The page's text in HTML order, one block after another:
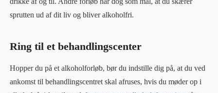
sprutten ud af dit liv og bliver alkoholfri.
Ring til et behandlingscenter
Hopper du på et alkoholforløb, bør du indstille dig på, at du ved
ankomst til behandlingscentret skal afruses, hvis du møder op i